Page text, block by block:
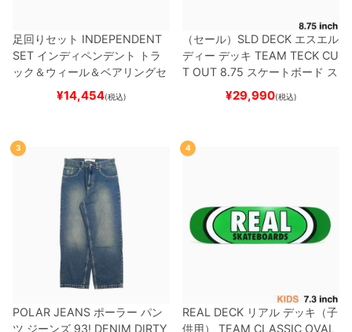
足回りセット INDEPENDENT
SET インディペンデント
トラ
ック＆ウィール＆ベアリングセ
（トリック用）
ード スケボー
¥14,454(税込)
（セール） SLD DECK エスエル
ディー デッキ TEAM TECK CU
T OUT 8.75 スケートボード ス
¥29,990(税込)
3
POLAR JEANS ポーラー パン
ツ ジーンズ 93! DENIM DIRTY
4
REAL DECK リアル デッキ（子
供用）
TEAM CLASSIC OVAL